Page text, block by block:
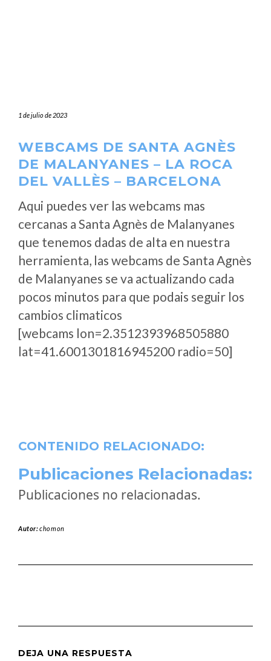
1 de julio de 2023
WEBCAMS DE SANTA AGNÈS
DE MALANYANES – LA ROCA
DEL VALLÈS – BARCELONA
Aqui puedes ver las webcams mas
cercanas a Santa Agnès de Malanyanes
que tenemos dadas de alta en nuestra
herramienta, las webcams de Santa Agnès
de Malanyanes se va actualizando cada
pocos minutos para que podais seguir los
cambios climaticos
[webcams lon=2.3512393968505880
lat=41.6001301816945200 radio=50]
CONTENIDO RELACIONADO:
Publicaciones Relacionadas:
Publicaciones no relacionadas.
Autor:chomon
DEJA UNA RESPUESTA